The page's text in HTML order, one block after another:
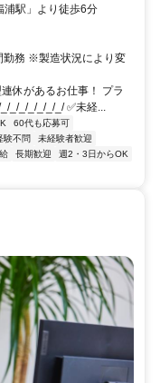
浦駅」より徒歩6分
勤務 ※製造状況により変
休があるお仕事！ プラ
_/_/_/_/_/ ✅未経...
60代も応募可
験不問
未経験者歓迎
長期歓迎
週2・3日からOK